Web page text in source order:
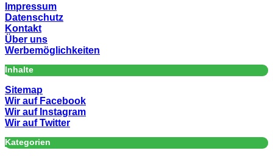
Impressum
Datenschutz
Kontakt
Über uns
Werbemöglichkeiten
Inhalte
Sitemap
Wir auf Facebook
Wir auf Instagram
Wir auf Twitter
Kategorien